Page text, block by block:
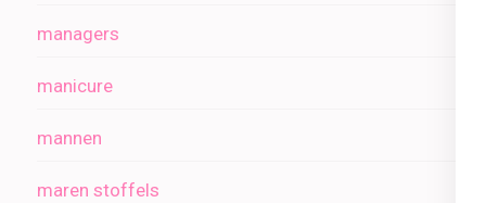
managers
manicure
mannen
maren stoffels